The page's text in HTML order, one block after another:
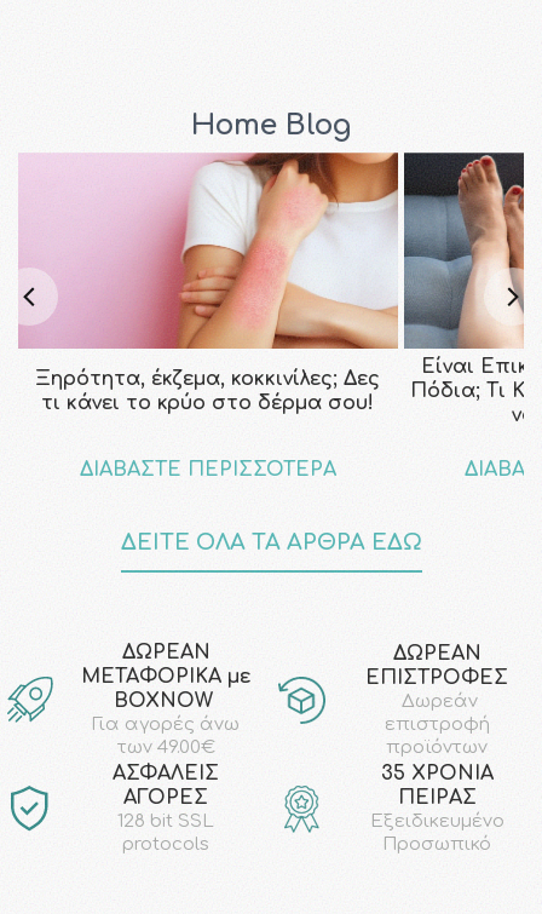
Home Blog
Ξηρότητα, έκζεμα, κοκκινίλες; Δες
τι κάνει το κρύο στο δέρμα σου!
ΔΙΑΒΑΣΤΕ ΠΕΡΙΣΣΟΤΕΡΑ
Είναι
Πόδια; Τι
να
ΔΕΙΤΕ ΟΛΑ ΤΑ ΑΡΘΡΑ ΕΔΩ
ΔΩΡΕΑΝ
ΜΕΤΑΦΟΡΙΚΑ με
ΒΟΧΝΟW
Για αγορές άνω
των 49.00€
ΔΩΡΕΑΝ
ΕΠΙΣΤΡΟΦΕΣ
Δωρεάν
επιστροφή
προϊόντων
AΣΦΑΛΕΙΣ
ΑΓΟΡΕΣ
128 bit SSL
protocols
35 ΧΡΟΝΙΑ
ΠΕΙΡΑΣ
Εξειδικευμένο
Προσωπικό